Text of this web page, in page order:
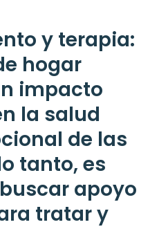
y terapia:
hogar
impacto
la salud
de las
tanto, es
apoyo
tratar y